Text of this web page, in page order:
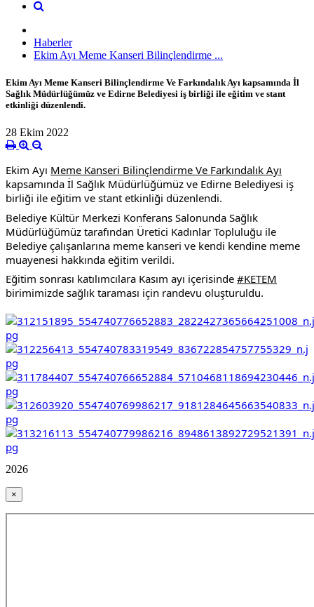
Haberler
Ekim Ayı Meme Kanseri Bilinçlendirme ...
Ekim Ayı Meme Kanseri Bilinçlendirme Ve Farkındalık Ayı kapsamında İl
Sağlık Müdürlüğümüz ve Edirne Belediyesi iş birliği ile eğitim ve stant
etkinliği düzenlendi.
28 Ekim 2022
Ekim Ayı Meme Kanseri Bilinçlendirme Ve Farkındalık Ayı
kapsamında İl Sağlık Müdürlüğümüz ve Edirne Belediyesi iş
birliği ile eğitim ve stant etkinliği düzenlendi.
Belediye Kültür Merkezi Konferans Salonunda Sağlık
Müdürlüğümüz tarafından Üretici Kadınlar Topluluğu ile
Belediye çalışanlarına meme kanseri ve kendi kendine meme
muayenesi hakkında eğitim verildi.
Eğitim sonrası katılımcılara Kasım ayı içerisinde #KETEM
birimimizde sağlık taraması için randevu oluşturuldu.
2026
×